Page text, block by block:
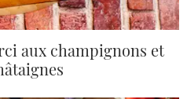
aux champignons et